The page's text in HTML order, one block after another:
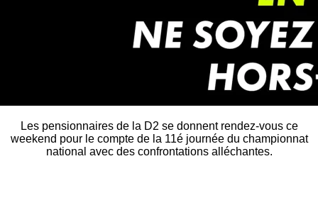
Les pensionnaires de la D2 se donnent rendez-vous ce
weekend pour le compte de la 11é journée du championnat
national avec des confrontations alléchantes.